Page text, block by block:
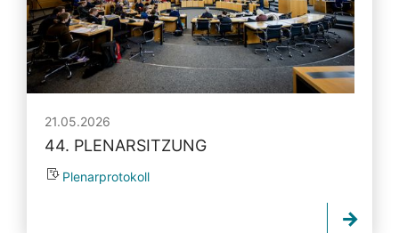
21.05.2026
44. PLENARSITZUNG
Plenarprotokoll